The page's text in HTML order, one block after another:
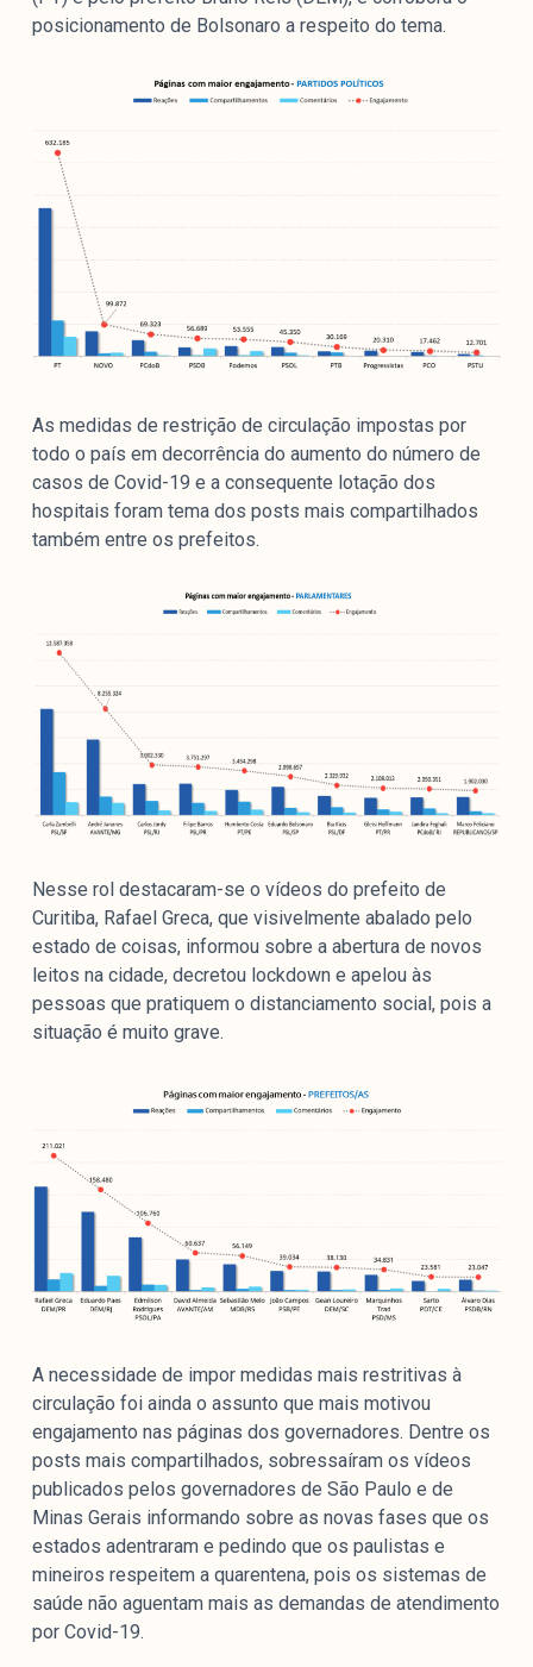
posicionamento de Bolsonaro a respeito do tema.
As medidas de restrição de circulação impostas por
todo o país em decorrência do aumento do número de
casos de Covid-19 e a consequente lotação dos
hospitais foram tema dos posts mais compartilhados
também entre os prefeitos.
Nesse rol destacaram-se o vídeos do prefeito de
Curitiba, Rafael Greca, que visivelmente abalado pelo
estado de coisas, informou sobre a abertura de novos
leitos na cidade, decretou lockdown e apelou às
pessoas que pratiquem o distanciamento social, pois a
situação é muito grave.
A necessidade de impor medidas mais restritivas à
circulação foi ainda o assunto que mais motivou
engajamento nas páginas dos governadores. Dentre os
posts mais compartilhados, sobressaíram os vídeos
publicados pelos governadores de São Paulo e de
Minas Gerais informando sobre as novas fases que os
estados adentraram e pedindo que os paulistas e
mineiros respeitem a quarentena, pois os sistemas de
saúde não aguentam mais as demandas de atendimento
por Covid-19.